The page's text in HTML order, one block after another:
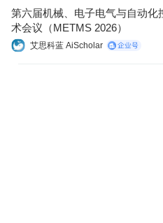
第六届机械、电子电气与自动化
术会议（METMS 2026）
艾思科蓝 AiScholar